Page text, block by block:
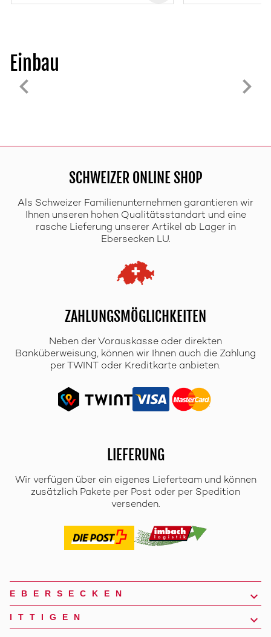
Einbau
SCHWEIZER ONLINE SHOP
Als Schweizer Familienunternehmen garantieren wir
Ihnen unseren hohen Qualitätsstandart und eine
rasche Lieferung unserer Artikel ab Lager in
Ebersecken LU.
ZAHLUNGSMÖGLICHKEITEN
Neben der Vorauskasse oder direkten
Banküberweisung, können wir Ihnen auch die Zahlung
per TWINT oder Kreditkarte anbieten.
LIEFERUNG
Wir verfügen über ein eigenes Lieferteam und können
zusätzlich Pakete per Post oder per Spedition
versenden.
EBERSECKEN
ITTIGEN